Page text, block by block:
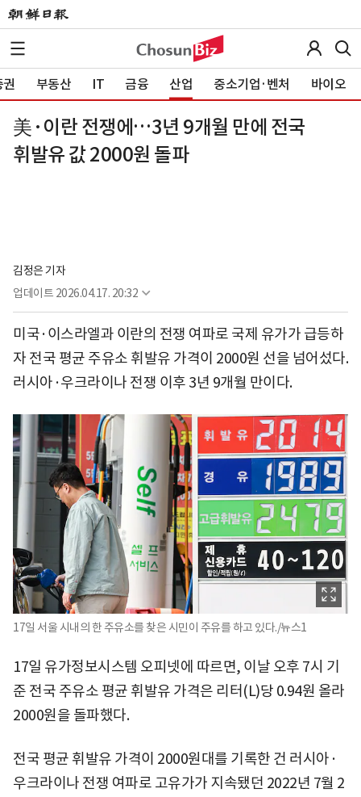
부동산 IT 금융 산업 중소기업·벤처 바이오
美·이란 전쟁에…3년 9개월 만에 전국
휘발유 값 2000원 돌파
김정은 기자
업데이트 2026.04.17. 20:32
미국·이스라엘과 이란의 전쟁 여파로 국제 유가가 급등하
자 전국 평균 주유소 휘발유 가격이 2000원 선을 넘어섰다.
러시아·우크라이나 전쟁 이후 3년 9개월 만이다.
17일 서울 시내의 한 주유소를 찾은 시민이 주유를 하고 있다./뉴스1
17일 유가정보시스템 오피넷에 따르면, 이날 오후 7시 기
준 전국 주유소 평균 휘발유 가격은 리터(L)당 0.94원 올라
2000원을 돌파했다.
전국 평균 휘발유 가격이 2000원대를 기록한 건 러시아·
우크라이나 전쟁 여파로 고유가가 지속됐던 2022년 7월 2